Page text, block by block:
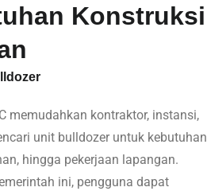
Konstruksi
memudahkan kontraktor, instansi,
unit bulldozer untuk kebutuhan
hingga pekerjaan lapangan.
ini, pengguna dapat